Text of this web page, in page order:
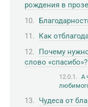
рождения в прозе
Как
Почему
слово «спасибо»?
А
Чудеса от